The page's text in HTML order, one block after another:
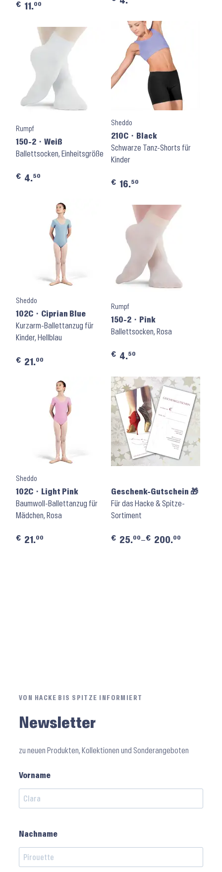
€ 11.00
Rumpf
150-2 ⬝ Weiß
Ballettsocken, Einheitsgröße
€ 4.50
Sheddo
210C ⬝ Black
Schwarze Tanz-Shorts für
Kinder
€ 16.50
Sheddo
102C ⬝ Ciprian Blue
Kurzarm-Ballettanzug für
Kinder, Hellblau
€ 21.00
Rumpf
150-2 ⬝ Pink
Ballettsocken, Rosa
€ 4.50
Sheddo
102C ⬝ Light Pink
Baumwoll-Ballettanzug für
Mädchen, Rosa
€ 21.00
Geschenk-Gutschein 🎁
Für das Hacke & Spitze-
Sortiment
€ 25.00–€ 200.00
VON HACKE BIS SPITZE INFORMIERT
Newsletter
zu neuen Produkten, Kollektionen und Sonderangeboten
Vorname
Nachname